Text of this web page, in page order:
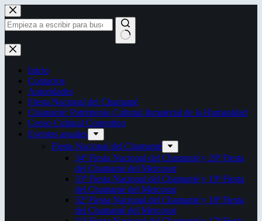
Saltar
al
contenido
Sin
resultados
Inicio
Contactos
Autoridades
Fiesta Nacional del Chamamé
Chamamé: Patrimonio Cultural Inmaterial de la Humanidad
Censo Cultural Correntino
Eventos anuales
Fiesta Nacional del Chamamé
34ª Fiesta Nacional del Chamamé y 20ª Fiesta
del Chamamé del Mercosur
33ª Fiesta Nacional del Chamamé y 19ª Fiesta
del Chamamé del Mercosur
32ª Fiesta Nacional del Chamamé y 18ª Fiesta
del Chamamé del Mercosur